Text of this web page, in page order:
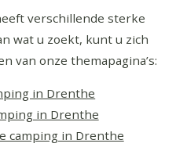
verschillende sterke
wat u zoekt, kunt u zich
van onze themapagina’s:
in Drenthe
in Drenthe
camping in Drenthe